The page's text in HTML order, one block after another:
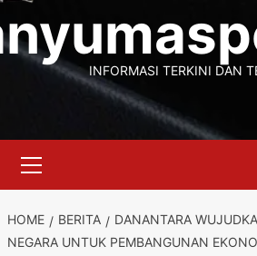
INFORMASI TERKINI DAN
Menu
HOME BERITA
DANANTARA
NEGARA UNTUK PEMBANGUNAN